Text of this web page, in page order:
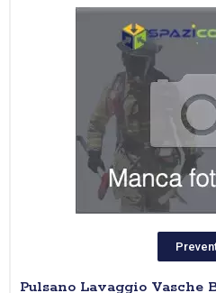
Pulsano Lavaggio Vasche